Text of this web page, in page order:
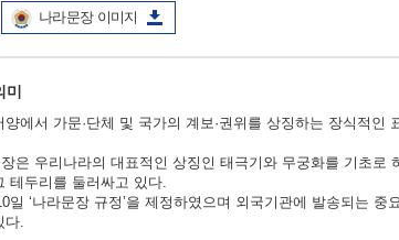
나라문장 이미지
양에서 가문·단체 및 국가의 계보·권위를 상징하는 장식적
은 우리나라의 대표적인 상징인 태극기와 무궁화를 기초로
테두리를 둘러싸고 있다.
일 ‘나라문장 규정’을 제정하였으며 외국기관에 발송되는
다.